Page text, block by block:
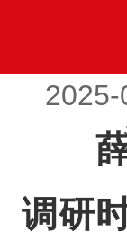
薛
调研